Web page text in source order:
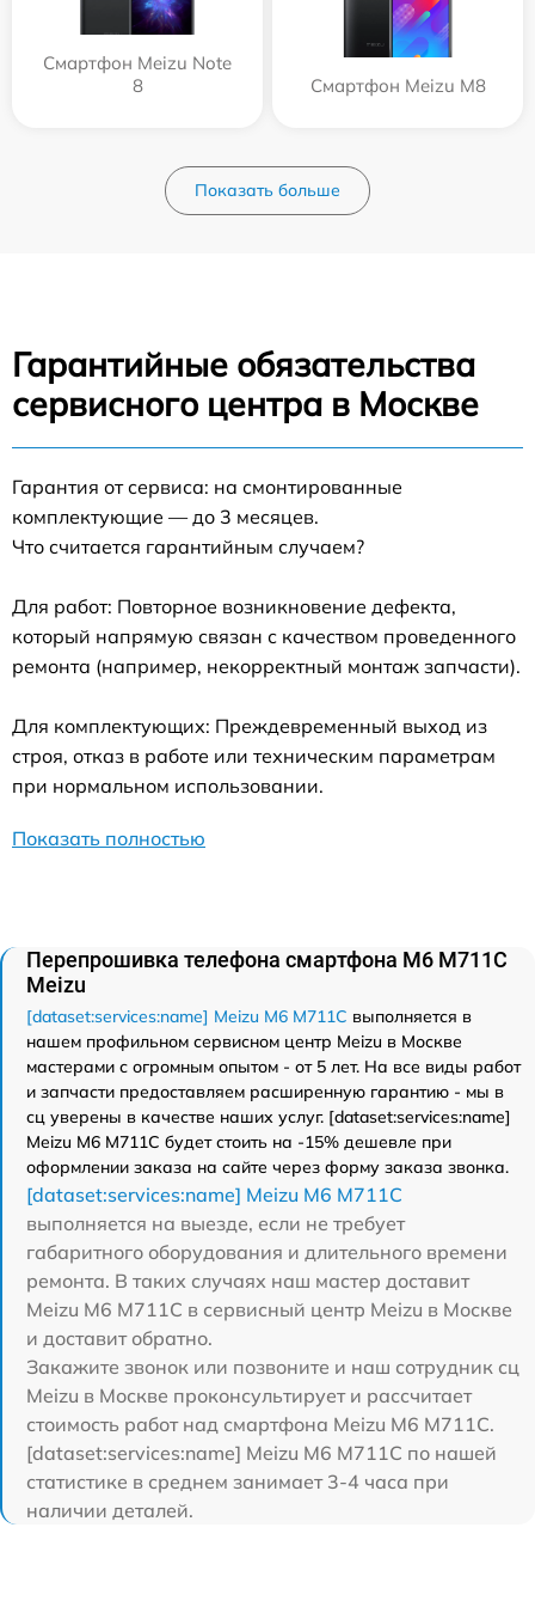
Смартфон Meizu Note
8
Смартфон Meizu M8
Показать больше
Гарантийные обязательства
сервисного центра в Москве
Гарантия от сервиса: на смонтированные
комплектующие — до 3 месяцев.
Что считается гарантийным случаем?
Для работ: Повторное возникновение дефекта,
который напрямую связан с качеством проведенного
ремонта (например, некорректный монтаж запчасти).
Для комплектующих: Преждевременный выход из
строя, отказ в работе или техническим параметрам
при нормальном использовании.
Показать полностью
Перепрошивка телефона смартфона M6 M711C
Meizu
[dataset:services:name] Meizu M6 M711C выполняется в
нашем профильном сервисном центр Meizu в Москве
мастерами с огромным опытом - от 5 лет. На все виды работ
и запчасти предоставляем расширенную гарантию - мы в
сц уверены в качестве наших услуг. [dataset:services:name]
Meizu M6 M711C будет стоить на -15% дешевле при
оформлении заказа на сайте через форму заказа звонка.
[dataset:services:name] Meizu M6 M711C
выполняется на выезде, если не требует
габаритного оборудования и длительного времени
ремонта. В таких случаях наш мастер доставит
Meizu M6 M711C в сервисный центр Meizu в Москве
и доставит обратно.
Закажите звонок или позвоните и наш сотрудник сц
Meizu в Москве проконсультирует и рассчитает
стоимость работ над смартфона Meizu M6 M711C.
[dataset:services:name] Meizu M6 M711C по нашей
статистике в среднем занимает 3-4 часа при
наличии деталей.